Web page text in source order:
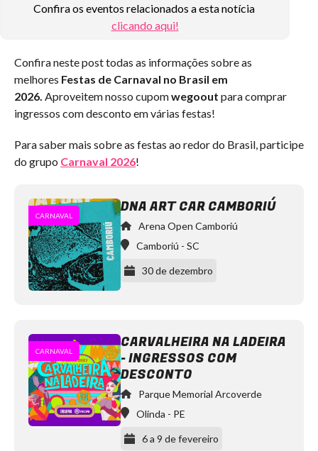
Confira os eventos relacionados a esta notícia
clicando aqui!
Confira neste post todas as informações sobre as
melhores Festas de Carnaval no Brasil em
2026. Aproveitem nosso cupomwegoout para comprar
ingressos com desconto em várias festas!
Para saber mais sobre as festas ao redor do Brasil, participe
do grupo Carnaval 2026!
CARNAVAL DNA ART CAR CAMBORIÚ
Arena Open Camboriú
Camboriú - SC
30 de dezembro
Vintage
Culture
Doozie
Echonomist
JACKSON
Meca
Greenvalleyhttps://www.instagram.com/greenvalleybr/
CARNAVAL
CARVALHEIRA NA LADEIRA
- INGRESSOS COM
DESCONTO
Parque Memorial Arcoverde
Olinda - PE
6 a 9 de fevereiro